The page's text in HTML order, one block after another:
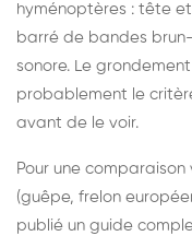
hyménoptères : tête
barré de bandes
sonore. Le
probablement le
avant de le voir.
Pour une
(guêpe, frelon
publié un guide